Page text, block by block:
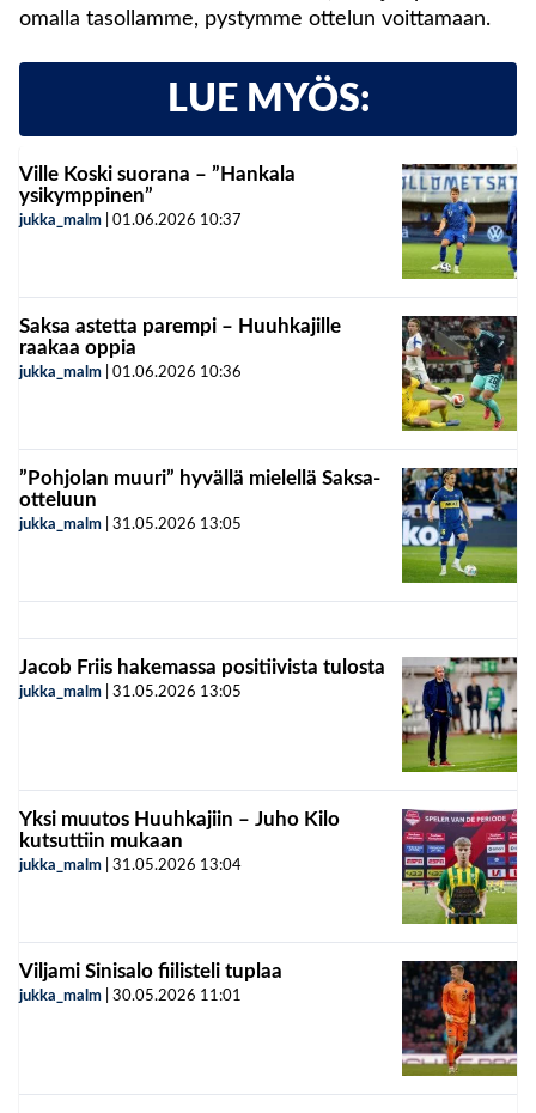
omalla tasollamme, pystymme ottelun voittamaan.
LUE MYÖS:
Ville Koski suorana – ”Hankala
ysikymppinen”
jukka_malm 01.06.2026 10:37
Saksa astetta parempi – Huuhkajille
raakaa oppia
jukka_malm 01.06.2026 10:36
”Pohjolan muuri” hyvällä mielellä Saksa-
otteluun
jukka_malm 31.05.2026 13:05
Jacob Friis hakemassa positiivista tulosta
jukka_malm 31.05.2026 13:05
Yksi muutos Huuhkajiin – Juho Kilo
kutsuttiin mukaan
jukka_malm 31.05.2026 13:04
Viljami Sinisalo fiilisteli tuplaa
jukka_malm 30.05.2026 11:01